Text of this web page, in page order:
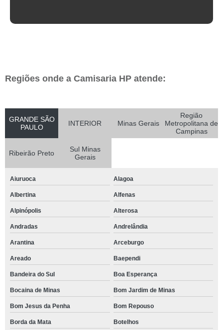
Regiões onde a Camisaria HP atende:
GRANDE SÃO
PAULO
INTERIOR Minas Gerais
Região
Metropolitana de
Campinas
Ribeirão Preto
Sul Minas
Gerais
Aiuruoca Alagoa
Albertina Alfenas
Alpinópolis Alterosa
Andradas Andrelândia
Arantina Arceburgo
Areado Baependi
Bandeira do Sul Boa Esperança
Bocaina de Minas Bom Jardim de Minas
Bom Jesus da Penha Bom Repouso
Borda da Mata Botelhos